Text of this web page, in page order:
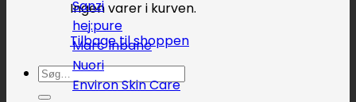
Ingen varer i kurven.
Tilbage til shoppen
Søg
efter:
Sanzi
hej:pure
Marc Inbane
Nuori
Environ Skin Care